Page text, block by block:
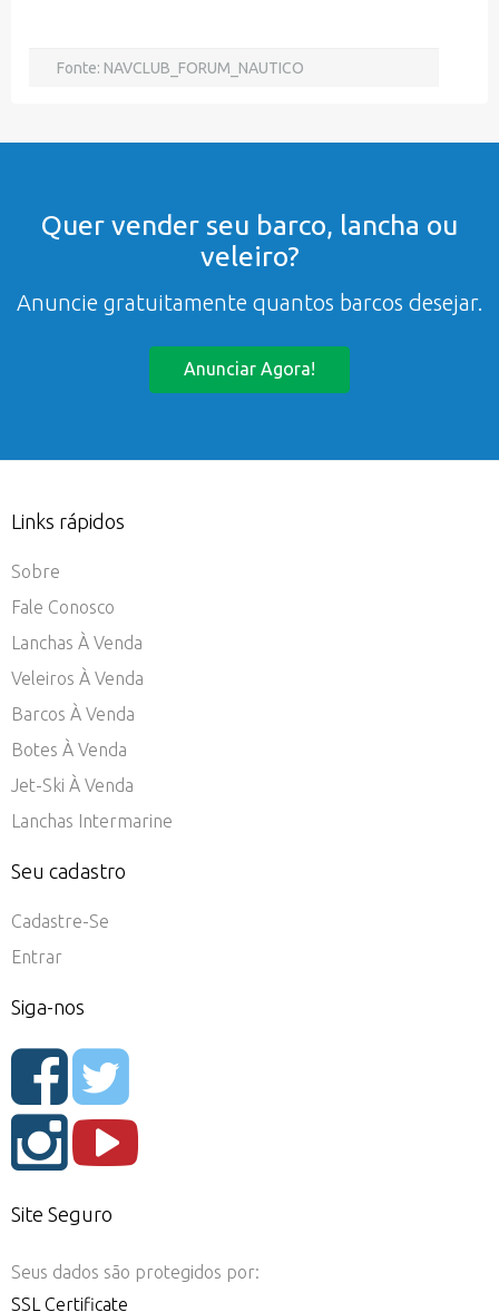
Fonte: NAVCLUB_FORUM_NAUTICO
Quer vender seu barco, lancha ou
veleiro?
Anuncie gratuitamente quantos barcos desejar.
Anunciar Agora!
Links rápidos
Sobre
Fale Conosco
Lanchas À Venda
Veleiros À Venda
Barcos À Venda
Botes À Venda
Jet-Ski À Venda
Lanchas Intermarine
Seu cadastro
Cadastre-Se
Entrar
Siga-nos
Site Seguro
Seus dados são protegidos por:
SSL Certificate